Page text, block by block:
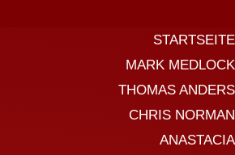
STARTSEITE
MARK MEDLOCK
THOMAS ANDERS
CHRIS NORMAN
ANASTACIA